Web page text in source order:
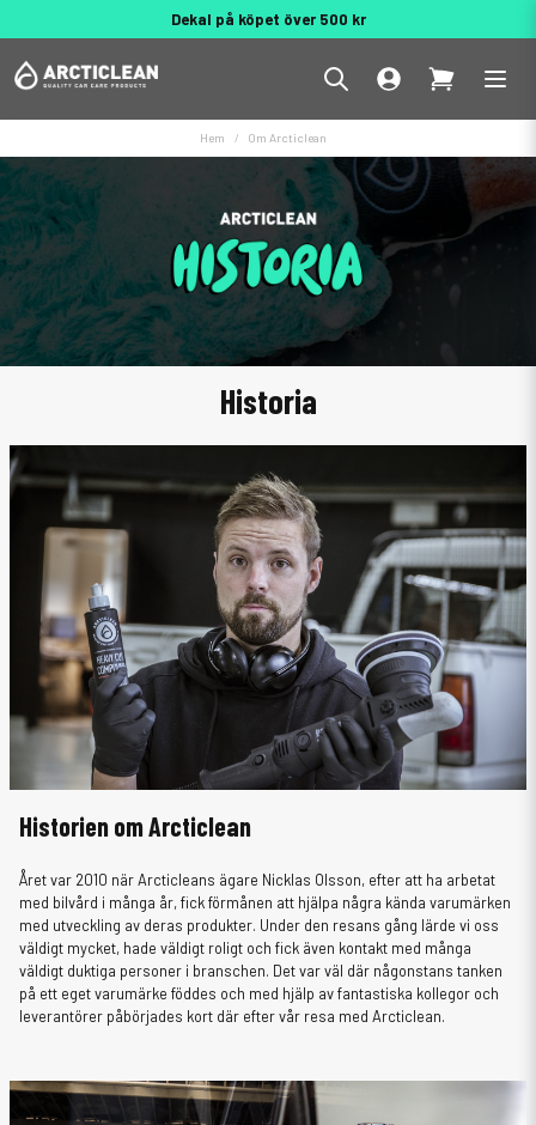
Dekal på köpet över 500 kr
Hem Om Arcticlean
Historia
Historien om Arcticlean
Året var 2010 när Arcticleans ägare Nicklas Olsson, efter att ha arbetat
med bilvård i många år, fick förmånen att hjälpa några kända varumärken
med utveckling av deras produkter. Under den resans gång lärde vi oss
väldigt mycket, hade väldigt roligt och fick även kontakt med många
väldigt duktiga personer i branschen. Det var väl där någonstans tanken
på ett eget varumärke föddes och med hjälp av fantastiska kollegor och
leverantörer påbörjades kort där efter vår resa med Arcticlean.